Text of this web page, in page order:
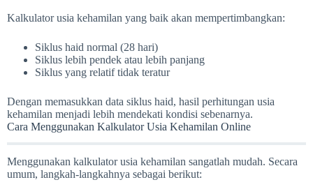
Kalkulator usia kehamilan yang baik akan mempertimbangkan:
Siklus haid normal (28 hari)
Siklus lebih pendek atau lebih panjang
Siklus yang relatif tidak teratur
Dengan memasukkan data siklus haid, hasil perhitungan usia
kehamilan menjadi lebih mendekati kondisi sebenarnya.
Cara Menggunakan Kalkulator Usia Kehamilan Online
Menggunakan kalkulator usia kehamilan sangatlah mudah. Secara
umum, langkah-langkahnya sebagai berikut: